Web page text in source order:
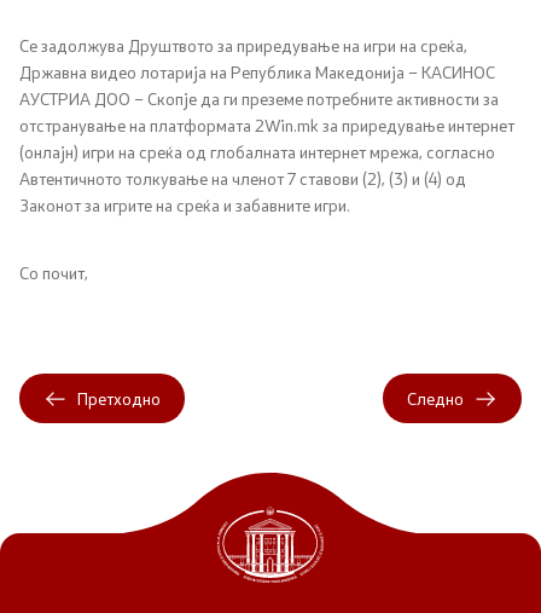
Отворена Влада
Отчетност
Финансии
Организација и систематизација
Регулатива
Отворени податоци
Се задолжува Друштвото за приредување на игри на среќа,
Државна видео лотарија на Република Македонија – КАСИНОС
АУСТРИА ДОО – Скопје да ги преземе потребните активности за
отстранување на платформата 2Win.mk за приредување интернет
(онлајн) игри на среќа од глобалната интернет мрежа, согласно
Автентичното толкување на членот 7 ставови (2), (3) и (4) од
Законот за игрите на среќа и забавните игри.
Со почит,
Претходно Следно